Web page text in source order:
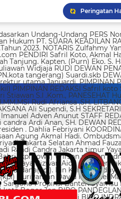
Yusril sebut
Imigrasi
(kpl kowil) Wirson risman Indra joni . Biro kab/kota madya Bogor Hari. Arsifah KordinatorTangerang raya Rizwan Aidil ( kpl. Perwakilan). Boy Alexander Ramadhan Biro kota Tangerang Wisnu Wardana(kpl). Irin Kamas Andriyano Anugrah Rinaldi KABUPATEN TANGERANG Wisnu Wardana (kpl) Nuriyaman David Natanael Manik Sufriadi Sinaga TANGERANG SELATAN Dirman(kpl Biro) Sargono Propinsi Banten Syamsu Bahri ( kpl korwil) Hendri Eeng. Kabupaten Lebak Syamsul B. BIRO kota Bogor Jon BIRO PANDEGLANG Yusron (Kabiro) BIRO KARAWANG Jun junaidi ( kpl Biro) Ugi . BIRO KUNINGAN Nurhadi BIRO INDRAMAYU Afifuddin Jawa Barat Herdy Sijabat (kapowil). BIRO JAWA TIMUR Sofiyan Saful Bahi Biro malang kab/kota Ahmad Soleh Biro propinsi Lampung (Nedi) Korwil Sumsel. Birin Kabupaten Lahat ( Di cari ) Biro Riau kepulauan Edy (kpl Biro) Biro Batam Safarudin Sumbar Afrizon koto(ka korwil) Yusril koto BIRO SUMUT Toto. S Ulung s Korwil Bangka Belitung Zulkarnai Susilawati Roni Saputra Biro Palembang Di cari. Biro Jambi M. Naser Biro Riau Hermain Biro Pesisir Barat (Krui) yepta Rijaya Kalimantan Barat Hendrik Usman Perwakilan Maluku Utara Raymon Caniago kota Madya Manado Ismail Hamadi kabupaten Minahasa Alstein Nesar Manumpil (kpl Biro) Menahasa Tenggara Hanny krestofel Gumalang (ka.Biro). Minahasa Utara Rydel Gumalang.(ka.Biro). kabupaten Bolmong Dicari. (Kpl biro). Kabupaten Salayar (Dicari). Polda Sulut (Alstein Nesar N). KORWIL INDONESIA TIMUR Ismail Hamadi .(kepala Korwil). Biro Tidore Chika Citra lestari. Biro Ternate Ismit Mohtar Biro Papua & Papua Barat (..,cari..) PT keadilan rakyat Indonesia BRI 720701004536531 a/n Safril Bank BCA 8681 1266 43 a/n Maryatun Redaksi. Jln Ciujung Raya no 4 Rt 01/009 Kel Karawang kec Karawaci kota Tangerang Tata usaha. Komplek Palem Mutiara Blok C. 10 No. 66 Cengkareng Jakarta Pusat Tata usaha Daan Mogot raya no 5B Jakarta barat Telepon: 088973802372/ 0858315860 / 0821134676 /081367093927 pedoman Dewan Pers Peraturan Dewan Pers Pedoman Pemberitaan Media Siber Kemerdekaan berpendapat, kemerdekaan berekspresi, dan kemerdekaan pers adalah hak asasi manusia yang dilindungi Pancasila, Undang-Undang Dasar 1945, dan Deklarasi Universal Hak Asasi Manusia PBB. Keberadaan media siber di Indonesia juga merupakan bagian dari kemerdekaan berpendapat, kemerdekaan berekspresi, dan kemerdekaan pers. Media siber memiliki karakter khusus sehingga memerlukan pedoman agar pengelolaannya dapat dilaksanakan secara profesional, memenuhi fungsi, hak, dan kewajibannya sesuai Undang-Undang Nomor 40 Tahun 1999 tentang Pers dan Kode Etik Jurnalistik. Untuk itu Dewan Pers bersama organisasi pers, pengelola media siber, dan masyarakat menyusun Pedoman Pemberitaan Media Siber sebagai berikut: 1. Ruang Lingkup Media Siber adalah segala bentuk media yang menggunakan wahana internet dan melaksanakan kegiatan jurnalistik, serta memenuhi persyaratan Undang-Undang Pers dan Standar Perusahaan Pers yang ditetapkan Dewan Pers. Isi Buatan Pengguna (User Generated Content) adalah segala isi yang dibuat dan atau dipublikasikan oleh pengguna media siber, antara lain, artikel, gambar, komentar, suara, video dan berbagai bentuk unggahan yang melekat pada media siber, seperti blog, forum, komentar pembaca atau pemirsa, dan bentuk lain. 2. Verifikasi dan keberimbangan berita Pada prinsipnya setiap berita harus melalui